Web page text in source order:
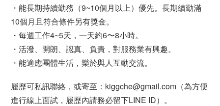
・能長期持續勤務（9~10個月以上）優先。長期續勤滿
10個月且符合條件另有獎金。
・每週工作4~5天，一天約6〜8小時。
・活潑、開朗、認真、負責，對服務業有興趣。
・能適應團體生活，樂於與人互動交流。
履歷可私訊聯絡，或寄至：kiggche@gmail.com（為方便
進行線上面試，履歷內請務必留下LINE ID）。